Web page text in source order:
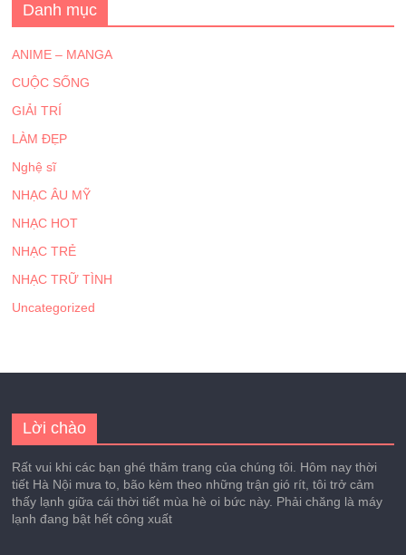
Danh mục
ANIME – MANGA
CUỘC SỐNG
GIẢI TRÍ
LÀM ĐẸP
Nghệ sĩ
NHẠC ÂU MỸ
NHẠC HOT
NHẠC TRẺ
NHẠC TRỮ TÌNH
Uncategorized
Lời chào
Rất vui khi các bạn ghé thăm trang của chúng tôi. Hôm nay thời
tiết Hà Nội mưa to, bão kèm theo những trận gió rít, tôi trở cảm
thấy lạnh giữa cái thời tiết mùa hè oi bức này. Phải chăng là máy
lạnh đang bật hết công xuất